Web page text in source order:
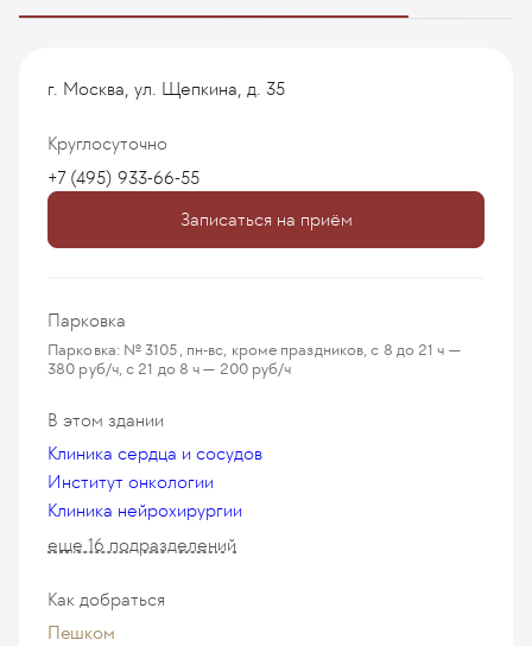
г. Москва, ул. Щепкина, д. 35
Круглосуточно
+7 (495) 933-66-55
Записаться на приём
Парковка
Парковка: № 3105, пн-вс, кроме праздников, с 8 до 21 ч —
380 руб/ч, с 21 до 8 ч — 200 руб/ч
В этом здании
Клиника сердца и сосудов
Институт онкологии
Клиника нейрохирургии
еще 16 подразделений
Как добраться
Пешком